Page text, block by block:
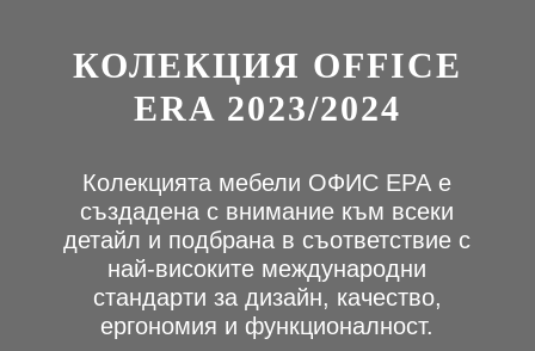
КОЛЕКЦИЯ OFFICE
ERA 2023/2024
Колекцията мебели ОФИС ЕРА е
създадена с внимание към всеки
детайл и подбрана в съответствие с
най-високите международни
стандарти за дизайн, качество,
ергономия и функционалност.